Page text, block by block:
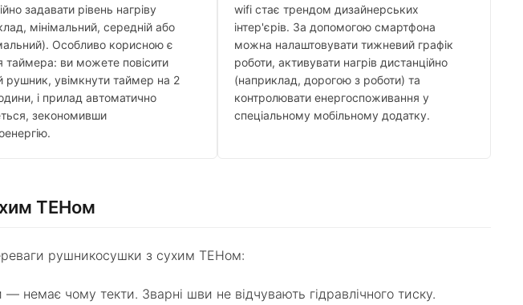
задавати рівень нагріву
мінімальний, середній або
Особливо корисною є
таймера: ви можете повісити
рушник, увімкнути таймер на 2
і прилад автоматично
зекономивши
wifi стає трендом дизайнерських
інтер'єрів. За допомогою смартфона
можна налаштовувати тижневий графік
роботи, активувати нагрів дистанційно
(наприклад, дорогою з роботи) та
контролювати енергоспоживання у
спеціальному мобільному додатку.
ТЕНом
рушникосушки з сухим ТЕНом:
немає чому текти. Зварні шви не відчувають гідравлічного тиску.